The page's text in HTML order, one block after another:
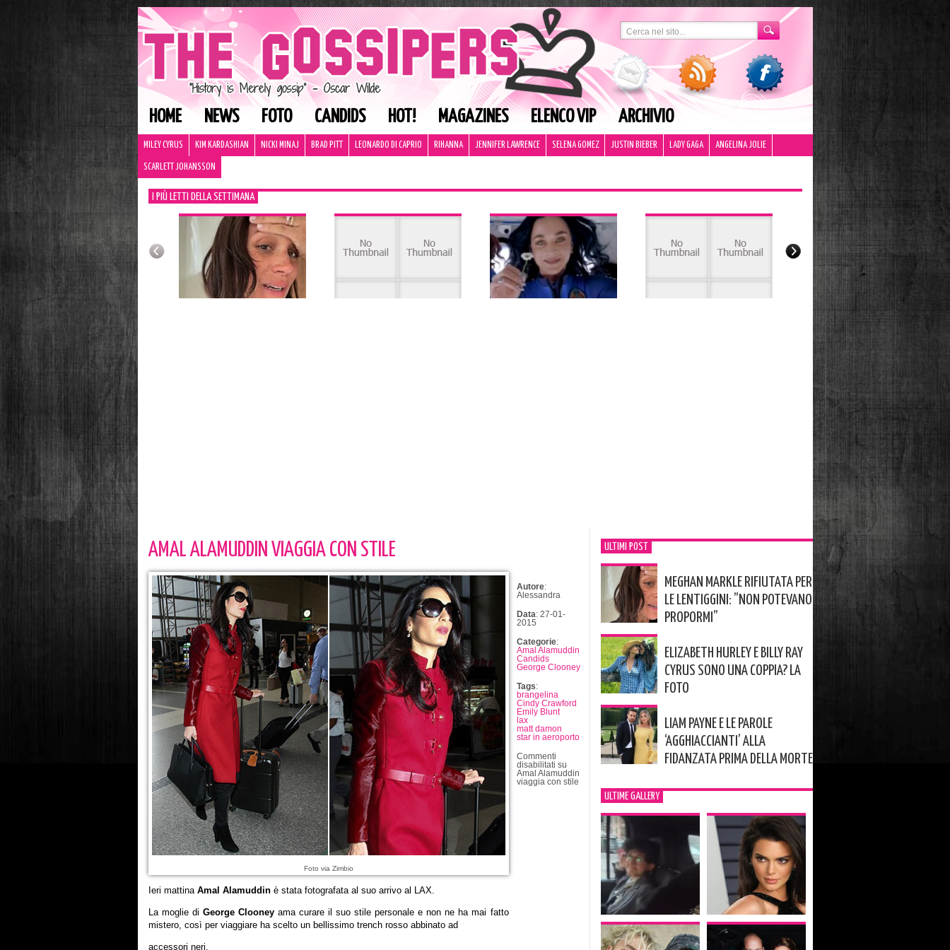
HOME NEWS FOTO CANDIDS HOT! MAGAZINES ELENCO VIP ARCHIVIO
MILEY CYRUS KIM KARDASHIAN NICKI MINAJ BRAD PITT LEONARDO DI CAPRIO RIHANNA JENNIFER LAWRENCE SELENA GOMEZ JUSTIN BIEBER LADY GAGA ANGELINA JOLIE
SCARLETT JOHANSSON
I PIÙ LETTI DELLA SETTIMANA
AMAL ALAMUDDIN VIAGGIA CON STILE
Foto via Zimbio
Ieri mattina Amal Alamuddinè stata fotografata al suo arrivo al LAX.
La moglie di George Clooney ama curare il suo stile personale e non ne ha mai fatto
mistero, così per viaggiare ha scelto un bellissimo trench rosso abbinato ad
accessori neri.
Autore:
Alessandra
Data: 27-01-
2015
Categorie:
Amal Alamuddin
Candids
George Clooney
Tags:
brangelina
Cindy Crawford
Emily Blunt
lax
matt damon
star in aeroporto
Commenti
disabilitati su
Amal Alamuddin
viaggia con stile
ULTIMI POST
MEGHAN MARKLE RIFIUTATA PER
LE LENTIGGINI: ”NON POTEVANO
PROPORMI”
ELIZABETH HURLEY E BILLY RAY
CYRUS SONO UNA COPPIA? LA
FOTO
LIAM PAYNE E LE PAROLE
‘AGGHIACCIANTI’ ALLA
FIDANZATA PRIMA DELLA MORTE
ULTIME GALLERY